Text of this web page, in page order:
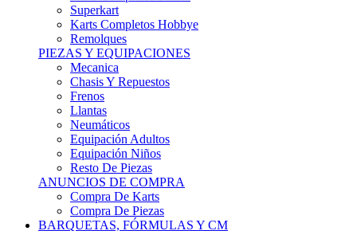
Superkart
Karts Completos Hobbye
Remolques
PIEZAS Y EQUIPACIONES
Mecanica
Chasis Y Repuestos
Frenos
Llantas
Neumáticos
Equipación Adultos
Equipación Niños
Resto De Piezas
ANUNCIOS DE COMPRA
Compra De Karts
Compra De Piezas
BARQUETAS, FÓRMULAS Y CM